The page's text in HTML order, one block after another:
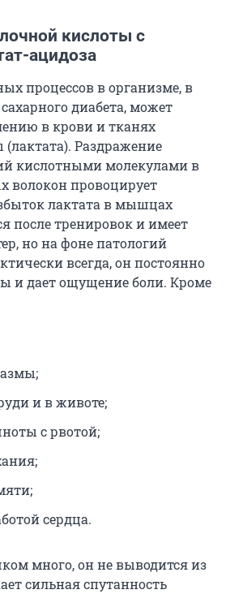
кислоты с
ацидоза
процессов в организме, в
диабета, может
в крови и тканях
Раздражение
кислотными молекулами в
волокон провоцирует
лактата в мышцах
после тренировок и имеет
но на фоне патологий
всегда, он постоянно
и дает ощущение боли. Кроме
и в животе;
с рвотой;
сердца.
много, он не выводится из
сильная спутанность